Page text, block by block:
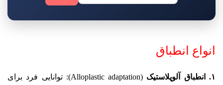
انواع انطباق
۱. انطباق آلوپلاستیک
(Alloplastic adaptation): توانایی فرد برای